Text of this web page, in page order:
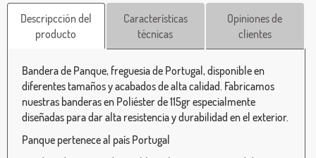
Descripcción del
producto
Características
técnicas
Opiniones de
clientes
Bandera de Panque, freguesia de Portugal, disponible en
diferentes tamaños y acabados de alta calidad. Fabricamos
nuestras banderas en Poliéster de 115gr especialmente
diseñadas para dar alta resistencia y durabilidad en el exterior.
Panque pertenece al país Portugal